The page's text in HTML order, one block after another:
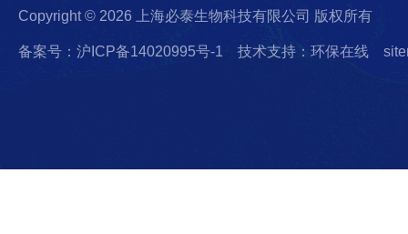
Copyright © 2026 上海必泰生物科技有限公司 版权所有
备案号：沪ICP备14020995号-1 技术支持：环保在线